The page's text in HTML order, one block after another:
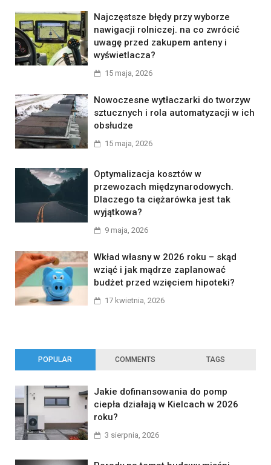
Najczęstsze błędy przy wyborze
nawigacji rolniczej. na co zwrócić
uwagę przed zakupem anteny i
wyświetlacza?
15 maja, 2026
Nowoczesne wytłaczarki do tworzyw
sztucznych i rola automatyzacji w ich
obsłudze
15 maja, 2026
Optymalizacja kosztów w
przewozach międzynarodowych.
Dlaczego ta ciężarówka jest tak
wyjątkowa?
9 maja, 2026
Wkład własny w 2026 roku – skąd
wziąć i jak mądrze zaplanować
budżet przed wzięciem hipoteki?
17 kwietnia, 2026
POPULAR COMMENTS TAGS
Jakie dofinansowania do pomp
ciepła działają w Kielcach w 2026
roku?
3 sierpnia, 2026